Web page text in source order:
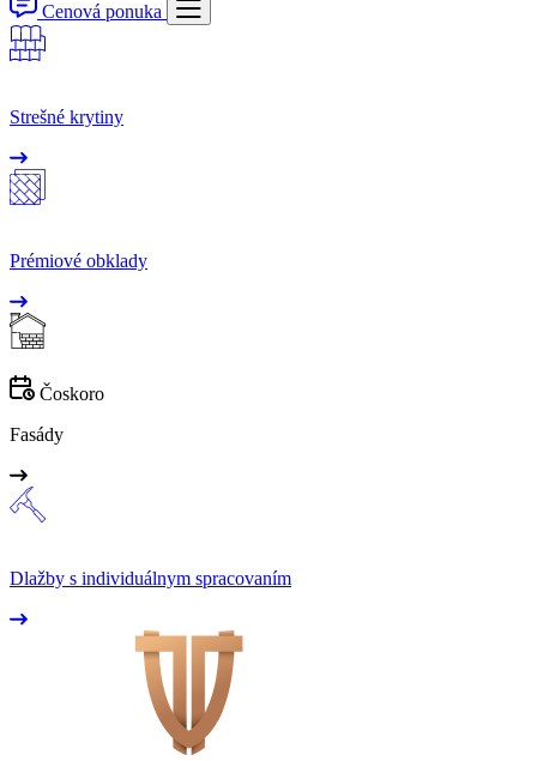
Cenová ponuka
Strešné krytiny
Prémiové obklady
Čoskoro
Fasády
Dlažby s individuálnym spracovaním